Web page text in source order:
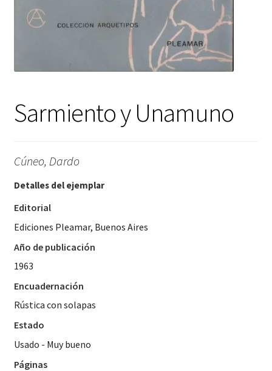
Sarmiento y Unamuno
Cúneo, Dardo
Detalles del ejemplar
Editorial
Ediciones Pleamar, Buenos Aires
Año de publicación
1963
Encuadernación
Rústica con solapas
Estado
Usado - Muy bueno
Páginas